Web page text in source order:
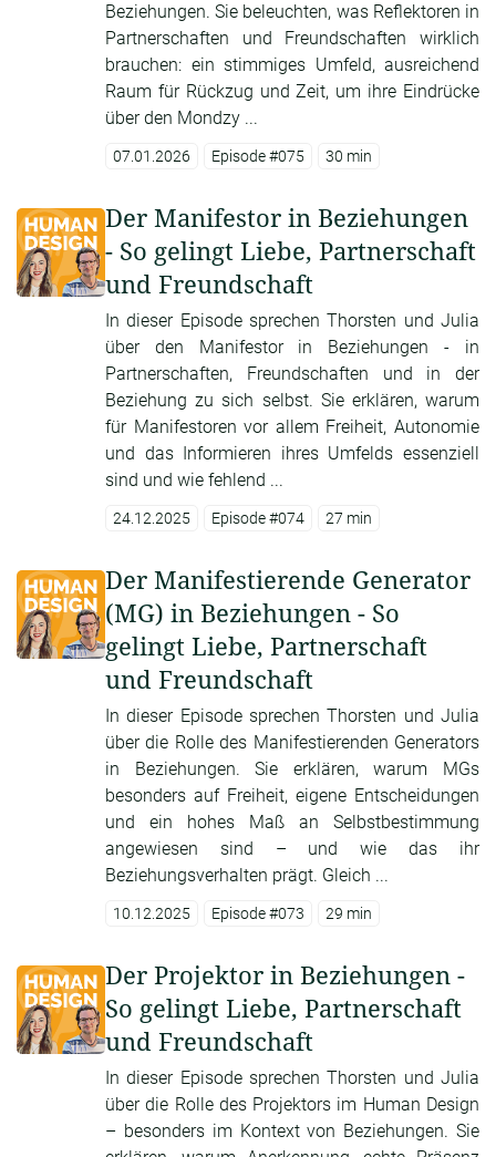
Beziehungen. Sie beleuchten, was Reflektoren in
Partnerschaften und Freundschaften wirklich
brauchen: ein stimmiges Umfeld, ausreichend
Raum für Rückzug und Zeit, um ihre Eindrücke
über den Mondzy ...
07.01.2026 Episode #075 30 min
Der Manifestor in Beziehungen
- So gelingt Liebe, Partnerschaft
und Freundschaft
In dieser Episode sprechen Thorsten und Julia
über den Manifestor in Beziehungen - in
Partnerschaften, Freundschaften und in der
Beziehung zu sich selbst. Sie erklären, warum
für Manifestoren vor allem Freiheit, Autonomie
und das Informieren ihres Umfelds essenziell
sind und wie fehlend ...
24.12.2025 Episode #074 27 min
Der Manifestierende Generator
(MG) in Beziehungen - So
gelingt Liebe, Partnerschaft
und Freundschaft
In dieser Episode sprechen Thorsten und Julia
über die Rolle des Manifestierenden Generators
in Beziehungen. Sie erklären, warum MGs
besonders auf Freiheit, eigene Entscheidungen
und ein hohes Maß an Selbstbestimmung
angewiesen sind – und wie das ihr
Beziehungsverhalten prägt. Gleich ...
10.12.2025 Episode #073 29 min
Der Projektor in Beziehungen -
So gelingt Liebe, Partnerschaft
und Freundschaft
In dieser Episode sprechen Thorsten und Julia
über die Rolle des Projektors im Human Design
– besonders im Kontext von Beziehungen. Sie